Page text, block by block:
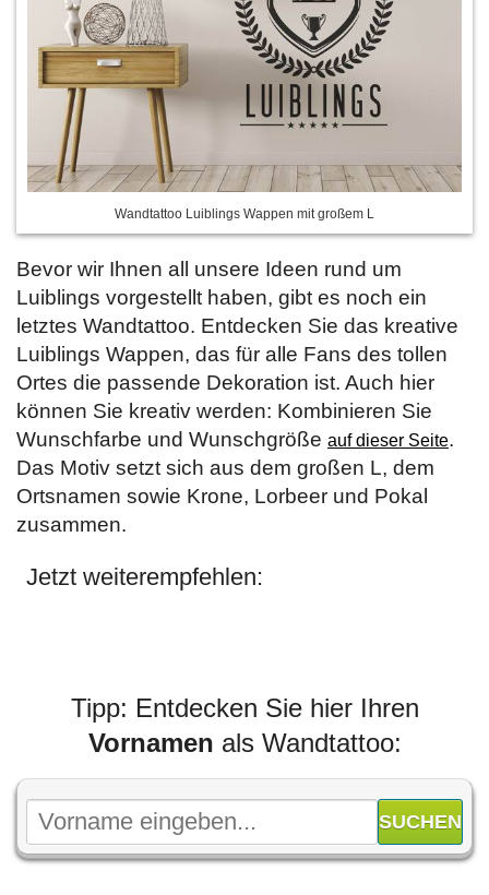
Wandtattoo Luiblings Wappen mit großem L
Bevor wir Ihnen all unsere Ideen rund um
Luiblings vorgestellt haben, gibt es noch ein
letztes Wandtattoo. Entdecken Sie das kreative
Luiblings Wappen, das für alle Fans des tollen
Ortes die passende Dekoration ist. Auch hier
können Sie kreativ werden: Kombinieren Sie
Wunschfarbe und Wunschgröße auf dieser Seite.
Das Motiv setzt sich aus dem großen L, dem
Ortsnamen sowie Krone, Lorbeer und Pokal
zusammen.
Jetzt weiterempfehlen:
Tipp: Entdecken Sie hier Ihren
Vornamen als Wandtattoo: